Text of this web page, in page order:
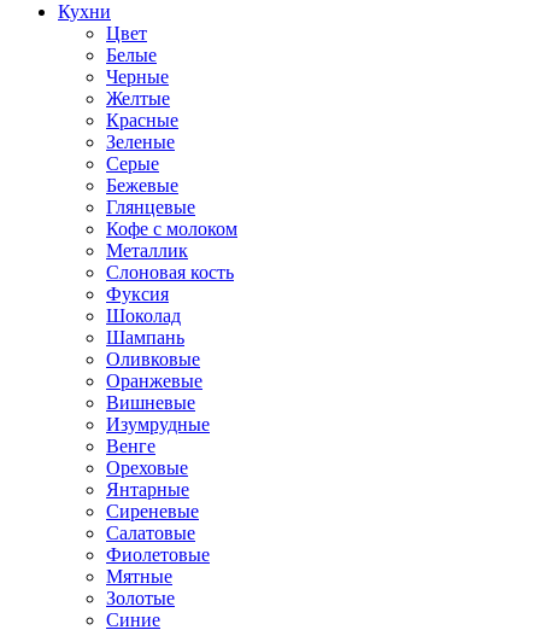
Кухни
Цвет
Белые
Черные
Желтые
Красные
Зеленые
Серые
Бежевые
Глянцевые
Кофе с молоком
Металлик
Слоновая кость
Фуксия
Шоколад
Шампань
Оливковые
Оранжевые
Вишневые
Изумрудные
Венге
Ореховые
Янтарные
Сиреневые
Салатовые
Фиолетовые
Мятные
Золотые
Синие